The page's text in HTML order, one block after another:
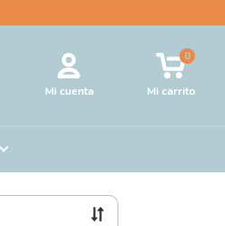
Mi cuenta Mi carrito
0